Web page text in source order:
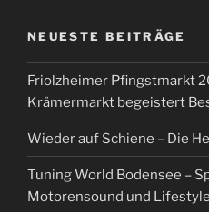
NEUESTE BEITRÄGE
Friolzheimer Pfingstmarkt
Krämermarkt begeistert
Wieder auf Schiene – Die
Tuning World Bodensee –
Motorensound und Lifestyle